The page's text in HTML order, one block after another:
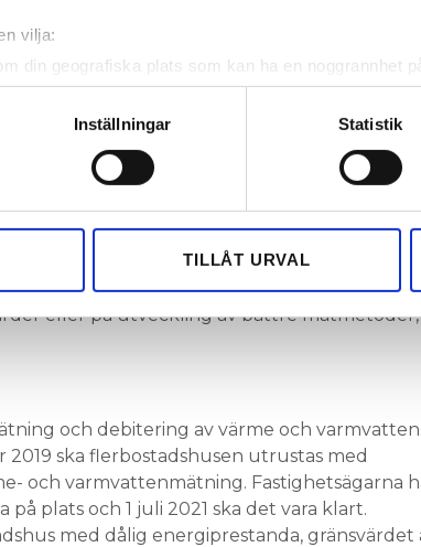
vilja:
din geografiska plats som kan ha en noggrannhet
att aktivt skanna den för specifika kännetecken
uppgifter behandlas och ställ in dina
när som helst från cookie-förklaringen.
trafik. Vi vidarebefordrar även sådana
och analysföretag som vi samarbetar med.
Inställningar Statistik
TILLÅT URVAL
100 procent, säger han och pekar på att
byggnader.
hålls värmen kvar bättre inom byggnaden
ut mellan lägenheterna genom
HAN
däremot kan bli att man skyndar på
värmepumpar för att komma under gränsen.
att värmen får ett pris. Men, till vilket pris?
rätt? Annars så kan man lägga pengarna
eller på utveckling av bättre mätmetoder,
och debitering av värme och varmvatten.
2019 ska flerbostadshusen utrustas med
och varmvattenmätning. Fastighetsägarna
på plats och 1 juli 2021 ska det vara klart.
med dålig energiprestanda, gränsvärdet